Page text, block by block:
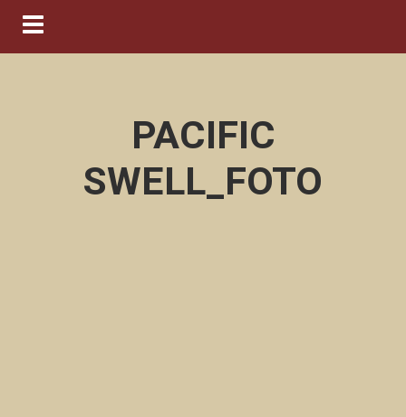
Navigation ein-/ausblenden
PACIFIC
SWELL_FOTO